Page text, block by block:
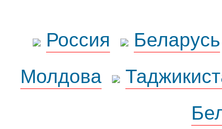
Россия
Беларусь
Молдова